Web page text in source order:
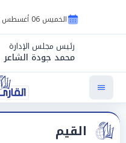
الخميس 06 أغسطس 2026
رئيس مجلس الإدارة
محمد جودة الشاعر
القيم